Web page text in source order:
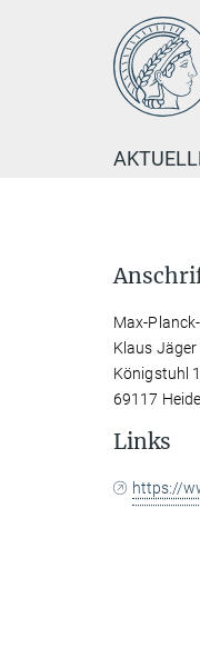
Max-
Klaus Jäger
Königstuhl
69117
Links
https://